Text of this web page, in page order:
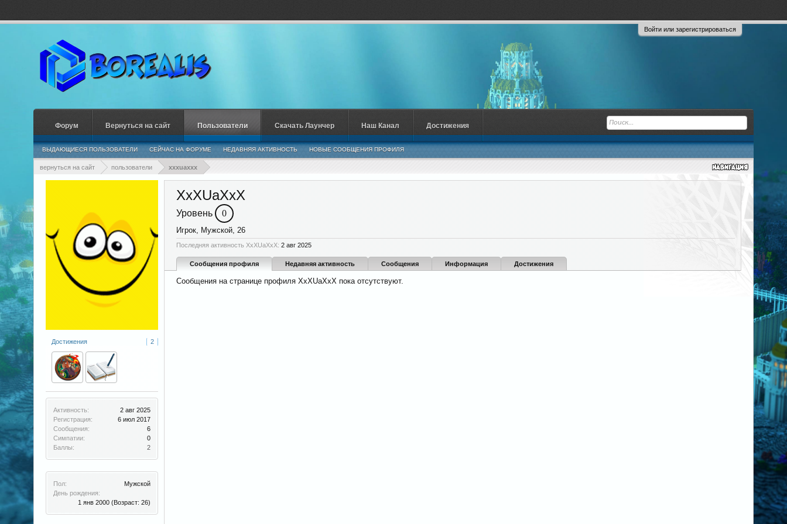
Войти или зарегистрироваться
вернуться на сайт пользователи xxxuaxxx
Достижения 2
Активность:
2 авг 2025
Регистрация:
6 июл 2017
Сообщения:
6
Симпатии:
0
Баллы:
2
Пол:
Мужской
День рождения:
1 янв 2000 (Возраст: 26)
XxXUaXxX
Уровень 0
Игрок, Мужской, 26
Последняя активность XxXUaXxX: 2 авг 2025
Сообщения профиля Недавняя активность Сообщения Информация Достижения
Сообщения на странице профиля XxXUaXxX пока отсутствуют.
Форум Вернуться на сайт Пользователи
ВЫДАЮЩИЕСЯ ПОЛЬЗОВАТЕЛИ СЕЙЧАС НА ФОРУМЕ НЕДАВНЯЯ АКТИВНОСТЬ НОВЫЕ СООБЩЕНИЯ ПРОФИЛЯ
Скачать Лаунчер Наш Канал Достижения